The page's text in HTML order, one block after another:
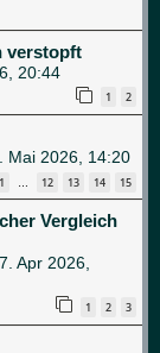
verstopft
20:44
1 2
Mai 2026, 14:20
1 … 12 13 14 15
Vergleich
Apr 2026,
1 2 3